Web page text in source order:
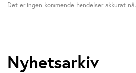
Det er ingen kommende hendelser akkurat nå.
Nyhetsarkiv